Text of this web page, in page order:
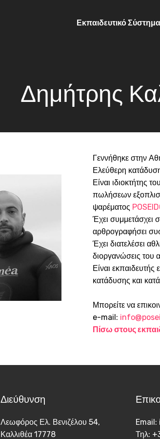
Δημήτρης
Εκπαιδευτικό Σύστημα
Γεννήθηκε στην
Ελεύθερη
Είναι ιδιοκτήτης
πωλήσεων
ψαρέματος
Έχει συμμετάσχει
αρθρογραφήσει
Έχει διατελέσει
διοργανώσεις του
Είναι
κατάδυσης και
Μπορείτε να
e-mail:
Πίσω στους
Διεύθυνση
Λεωφόρος Ελ. Βενιζέλου 54,
Καλλιθέα 17778
Τηλ: